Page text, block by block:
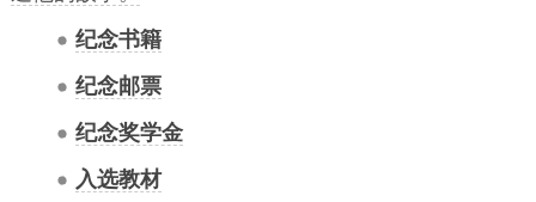
纪念书籍
纪念邮票
纪念奖学金
入选教材